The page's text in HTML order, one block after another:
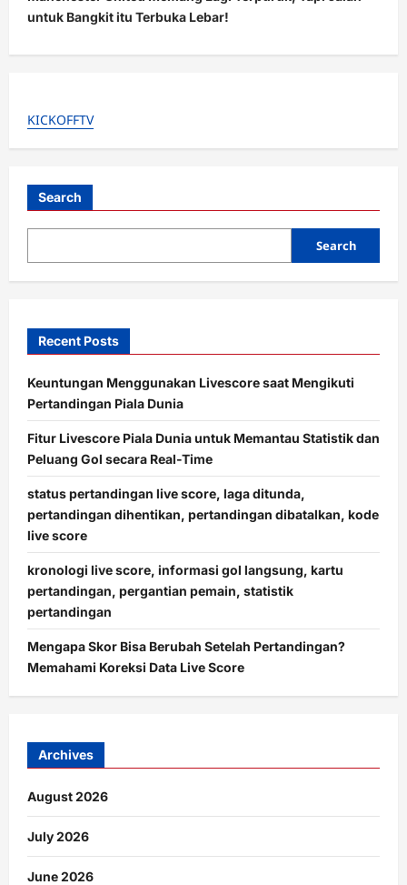
a
a
t
o
n
untuk Bangkit itu Terbuka Lebar!
KICKOFFTV
Search
Search
Recent Posts
Keuntungan Menggunakan Livescore saat Mengikuti
Pertandingan Piala Dunia
Fitur Livescore Piala Dunia untuk Memantau Statistik dan
Peluang Gol secara Real-Time
status pertandingan live score, laga ditunda,
pertandingan dihentikan, pertandingan dibatalkan, kode
live score
kronologi live score, informasi gol langsung, kartu
pertandingan, pergantian pemain, statistik
pertandingan
Mengapa Skor Bisa Berubah Setelah Pertandingan?
Memahami Koreksi Data Live Score
Archives
August 2026
July 2026
June 2026